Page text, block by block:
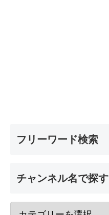
フリーワード検索
チャンネル名で探す